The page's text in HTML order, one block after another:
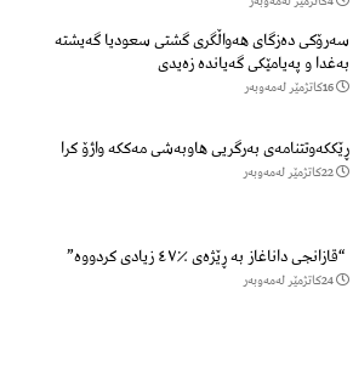
سەرۆكی دەزگای هەواڵگری گشتی سعودیا گەیشتە
بەغدا و پەیامێكی گەیاندە زەیدی
16كاتژمێر لەمەوبەر
ڕێککەوتتنامەی بەرگریی هاوبەشی مەککە واژۆ کرا
22كاتژمێر لەمەوبەر
“قازانجی داناغاز بە ڕێژەی ٪٤٧ زیادی کردووە”
24كاتژمێر لەمەوبەر